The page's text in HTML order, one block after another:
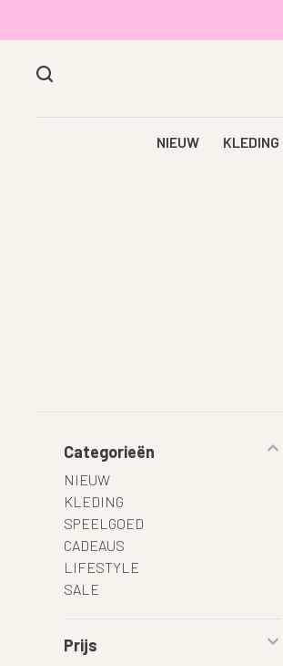
NIEUW KLEDING
Categorieën
NIEUW
KLEDING
SPEELGOED
CADEAUS
LIFESTYLE
SALE
Prijs